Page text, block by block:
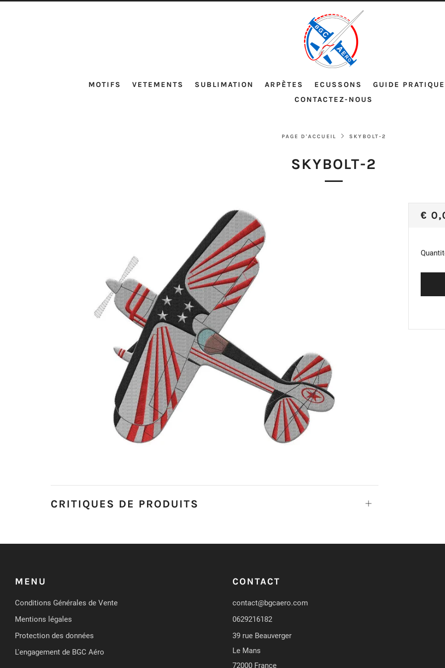
MOTIFS VETEMENTS SUBLIMATION ARPÈTES ECUSSONS GUIDE PRATIQUE
CONTACTEZ-NOUS
PAGE D'ACCUEIL SKYBOLT-2
SKYBOLT-2
€
CRITIQUES DE PRODUITS Ouvrir
MENU
Conditions Générales de Vente
Mentions légales
Protection des données
L'engagement de BGC Aéro
CONTACT
contact@bgcaero.com
0629216182
39 rue Beauverger
Le Mans
72000 France